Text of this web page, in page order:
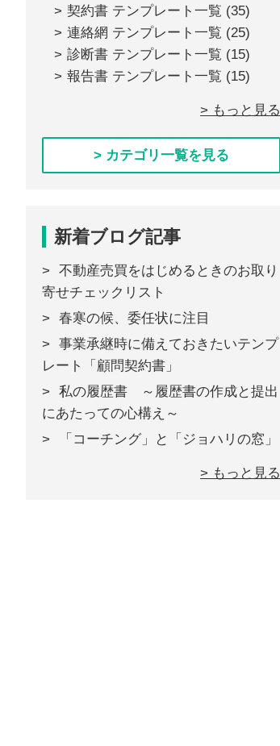
契約書 テンプレート一覧 (35)
連絡網 テンプレート一覧 (25)
診断書 テンプレート一覧 (15)
報告書 テンプレート一覧 (15)
> もっと見る
> カテゴリ一覧を見る
新着ブログ記事
不動産売買をはじめるときのお取り
寄せチェックリスト
春寒の候、委任状に注目
事業承継時に備えておきたいテンプ
レート「顧問契約書」
私の履歴書 ～履歴書の作成と提出
にあたっての心構え～
「コーチング」と「ジョハリの窓」
> もっと見る